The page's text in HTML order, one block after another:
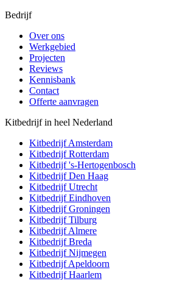
Bedrijf
Over ons
Werkgebied
Projecten
Reviews
Kennisbank
Contact
Offerte aanvragen
Kitbedrijf in heel Nederland
KitbedrijfAmsterdam
KitbedrijfRotterdam
Kitbedrijf's-Hertogenbosch
KitbedrijfDen Haag
KitbedrijfUtrecht
KitbedrijfEindhoven
KitbedrijfGroningen
KitbedrijfTilburg
KitbedrijfAlmere
KitbedrijfBreda
KitbedrijfNijmegen
KitbedrijfApeldoorn
KitbedrijfHaarlem